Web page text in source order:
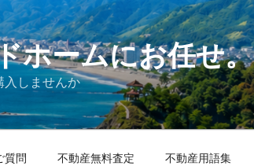
ホームにお任せ。
入しませんか
質問 不動産無料査定 不動産用語集